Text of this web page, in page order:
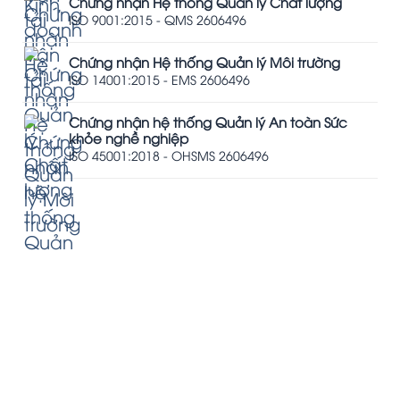
ISO 9001:2015 - QMS 2606496
Chứng nhận Hệ thống Quản lý Môi trường
ISO 14001:2015 - EMS 2606496
Chứng nhận hệ thống Quản lý An toàn Sức
khỏe nghề nghiệp
ISO 45001:2018 - OHSMS 2606496